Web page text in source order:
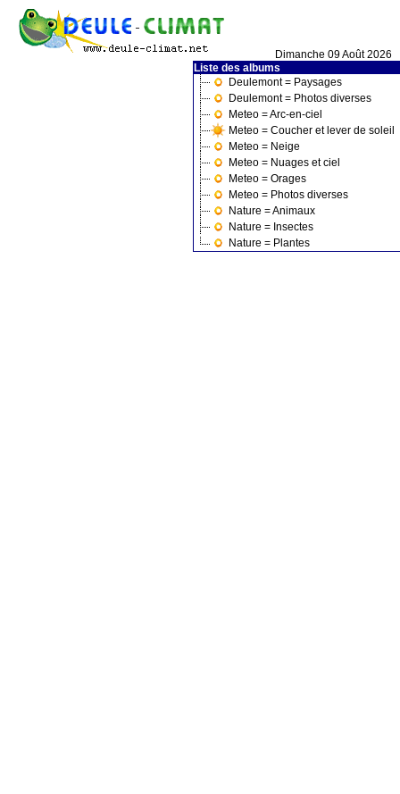
Dimanche 09 Août 2026
Liste des albums
Deulemont = Paysages
Deulemont = Photos diverses
Meteo = Arc-en-ciel
Meteo = Coucher et lever de soleil
Meteo = Neige
Meteo = Nuages et ciel
Meteo = Orages
Meteo = Photos diverses
Nature = Animaux
Nature = Insectes
Nature = Plantes